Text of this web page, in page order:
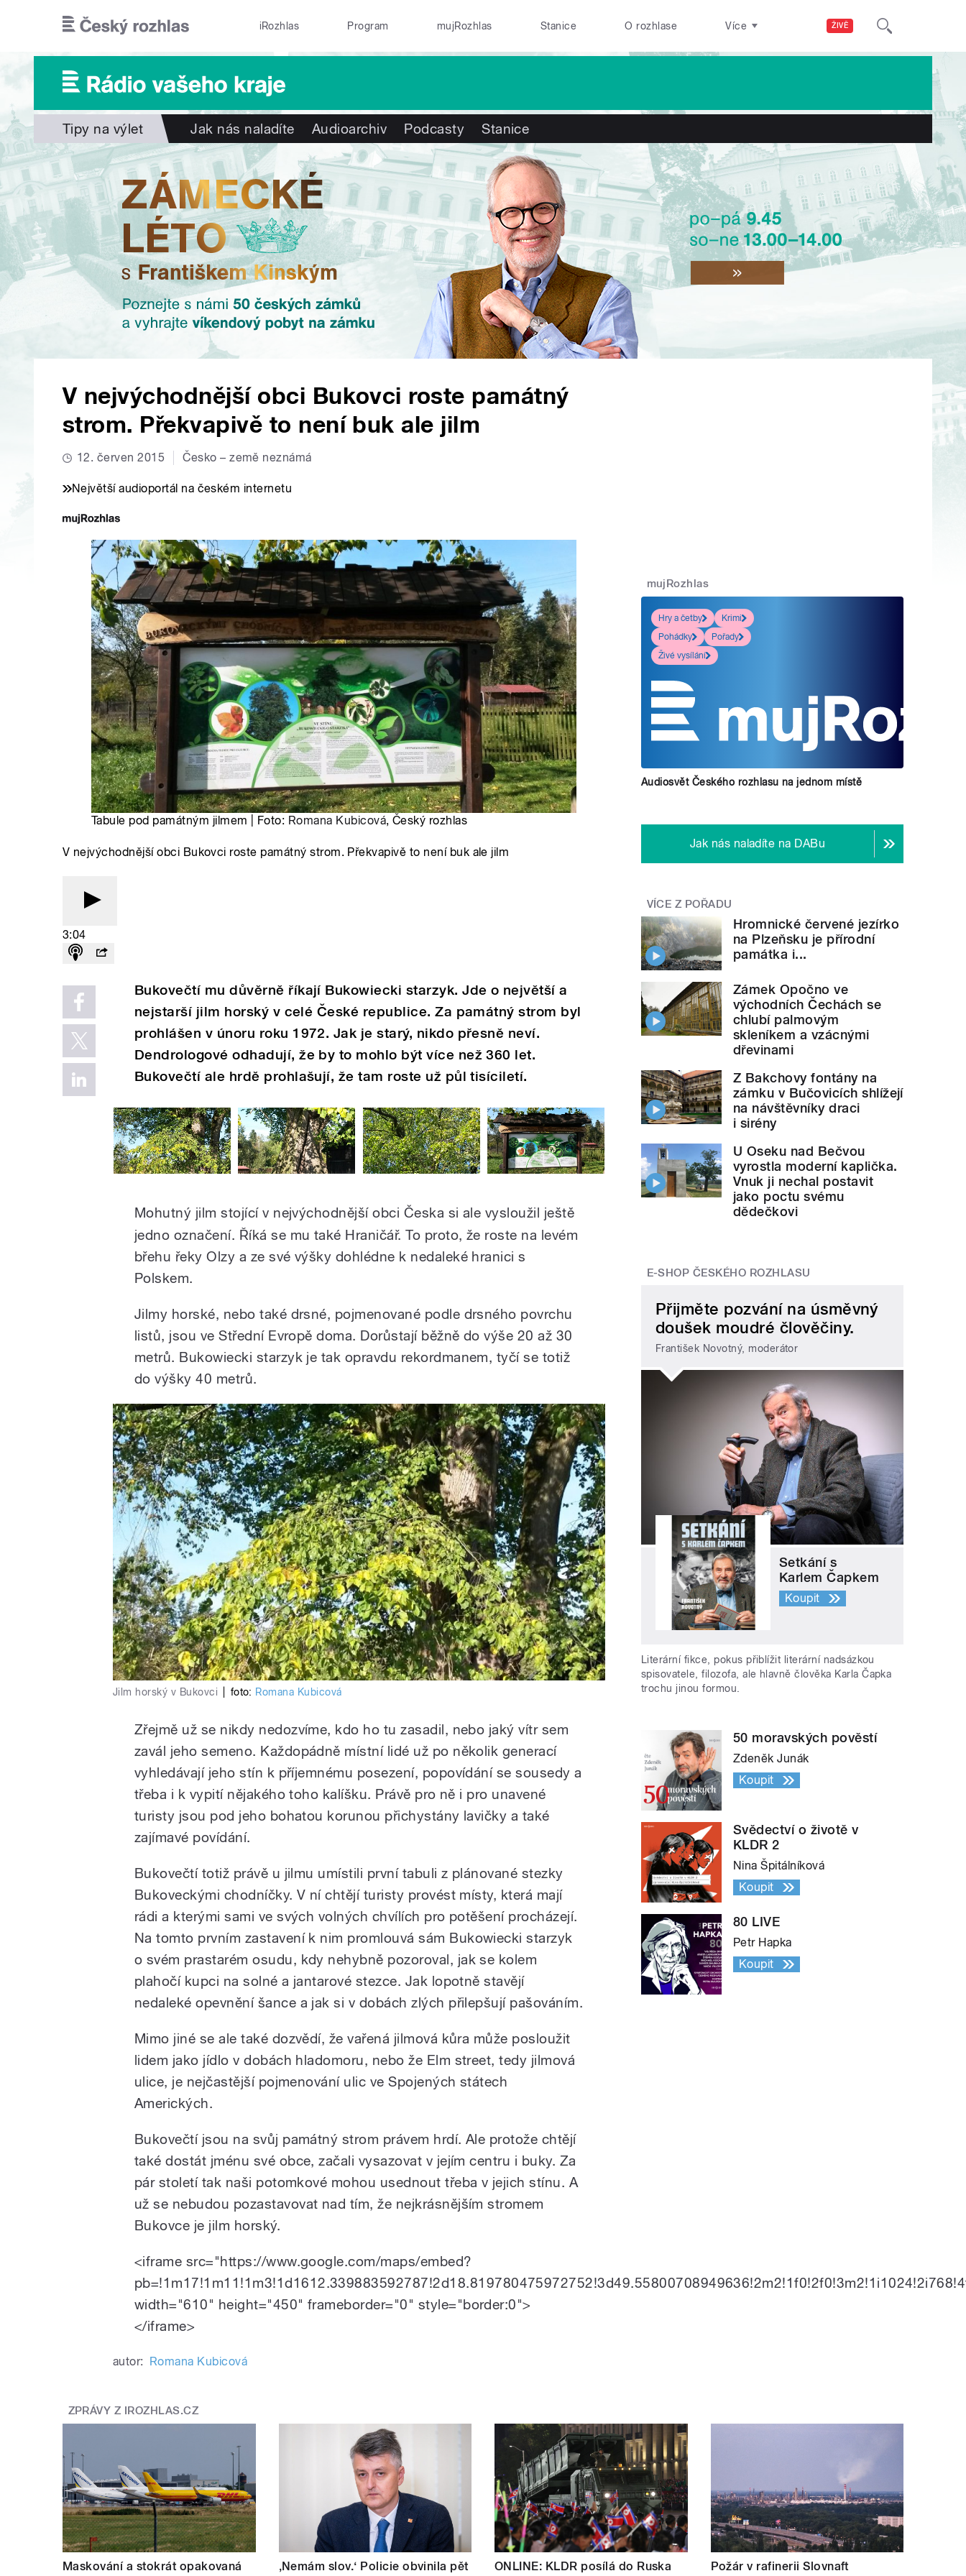
ŽIVĚ
iRozhlas Program mujRozhlas Stanice O rozhlase Více
Tipy na výlet Jak nás naladíte Audioarchiv Podcasty Stanice
V nejvýchodnější obci Bukovci roste památný
strom. Překvapivě to není buk ale jilm
12. červen 2015 Česko – země neznámá
Největší audioportál na českém internetu
Tabule pod památným jilmem | Foto: Romana Kubicová, Český rozhlas
V nejvýchodnější obci Bukovci roste památný strom. Překvapivě to není buk ale jilm
3:04
Bukovečtí mu důvěrně říkají Bukowiecki starzyk. Jde o největší a
nejstarší jilm horský v celé České republice. Za památný strom byl
prohlášen v únoru roku 1972. Jak je starý, nikdo přesně neví.
Dendrologové odhadují, že by to mohlo být více než 360 let.
Bukovečtí ale hrdě prohlašují, že tam roste už půl tisíciletí.
Mohutný jilm stojící v nejvýchodnější obci Česka si ale vysloužil ještě
jedno označení. Říká se mu také Hraničář. To proto, že roste na levém
břehu řeky Olzy a ze své výšky dohlédne k nedaleké hranici s
Polskem.
Jilmy horské, nebo také drsné, pojmenované podle drsného povrchu
listů, jsou ve Střední Evropě doma. Dorůstají běžně do výše 20 až 30
metrů. Bukowiecki starzyk je tak opravdu rekordmanem, tyčí se totiž
do výšky 40 metrů.
Jilm horský v Bukovci foto: Romana Kubicová
Zřejmě už se nikdy nedozvíme, kdo ho tu zasadil, nebo jaký vítr sem
zavál jeho semeno. Každopádně místní lidé už po několik generací
vyhledávají jeho stín k příjemnému posezení, popovídání se sousedy a
třeba i k vypití nějakého toho kalíšku. Právě pro ně i pro unavené
turisty jsou pod jeho bohatou korunou přichystány lavičky a také
zajímavé povídání.
Bukovečtí totiž právě u jilmu umístili první tabuli z plánované stezky
Bukoveckými chodníčky. V ní chtějí turisty provést místy, která mají
rádi a kterými sami ve svých volných chvílích pro potěšení procházejí.
Na tomto prvním zastavení k nim promlouvá sám Bukowiecki starzyk
o svém prastarém osudu, kdy nehybně pozoroval, jak se kolem
plahočí kupci na solné a jantarové stezce. Jak lopotně stavějí
nedaleké opevnění šance a jak si v dobách zlých přilepšují pašováním.
Mimo jiné se ale také dozvědí, že vařená jilmová kůra může posloužit
lidem jako jídlo v dobách hladomoru, nebo že Elm street, tedy jilmová
ulice, je nejčastější pojmenování ulic ve Spojených státech
Amerických.
Bukovečtí jsou na svůj památný strom právem hrdí. Ale protože chtějí
také dostát jménu své obce, začali vysazovat v jejím centru i buky. Za
pár století tak naši potomkové mohou usednout třeba v jejich stínu. A
už se nebudou pozastavovat nad tím, že nejkrásnějším stromem
Bukovce je jilm horský.
<iframe src="https://www.google.com/maps/embed?
width="610" height="450" frameborder="0" style="border:0">
</iframe>
autor: Romana Kubicová
mujRozhlas
Hry a četby
Krimi
Pohádky
Pořady
Živé vysílání
Audiosvět Českého rozhlasu na jednom místě
Jak nás naladíte na DABu
VÍCE Z POŘADU
Hromnické červené jezírko
na Plzeňsku je přírodní
památka i...
Zámek Opočno ve
východních Čechách se
chlubí palmovým
skleníkem a vzácnými
dřevinami
Z Bakchovy fontány na
zámku v Bučovicích shlížejí
na návštěvníky draci
i sirény
U Oseku nad Bečvou
vyrostla moderní kaplička.
Vnuk ji nechal postavit
jako poctu svému
dědečkovi
E-SHOP ČESKÉHO ROZHLASU
Přijměte pozvání na úsměvný
doušek moudré člověčiny.
František Novotný, moderátor
Setkání s
Karlem Čapkem
Koupit
Literární fikce, pokus přiblížit literární nadsázkou
spisovatele, filozofa, ale hlavně člověka Karla Čapka
trochu jinou formou.
50 moravských pověstí
Zdeněk Junák
Koupit
Svědectví o životě v
KLDR 2
Nina Špitálníková
Koupit
80 LIVE
Petr Hapka
Koupit
ZPRÁVY Z IROZHLAS.CZ
Maskování a stokrát opakovaná
‚Nemám slov.‘ Policie obvinila pět
ONLINE: KLDR posílá do Ruska
Požár v rafinerii Slovnaft